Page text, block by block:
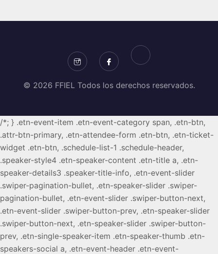
© 2026 FFIEL Todos los derechos reservados.
/*; } .etn-event-item .etn-event-category span, .etn-btn,
.attr-btn-primary, .etn-attendee-form .etn-btn, .etn-ticket-
widget .etn-btn, .schedule-list-1 .schedule-header,
.speaker-style4 .etn-speaker-content .etn-title a, .etn-
speaker-details3 .speaker-title-info, .etn-event-slider
.swiper-pagination-bullet, .etn-speaker-slider .swiper-
pagination-bullet, .etn-event-slider .swiper-button-next,
.etn-event-slider .swiper-button-prev, .etn-speaker-slider
.swiper-button-next, .etn-speaker-slider .swiper-button-
prev, .etn-single-speaker-item .etn-speaker-thumb .etn-
speakers-social a, .etn-event-header .etn-event-